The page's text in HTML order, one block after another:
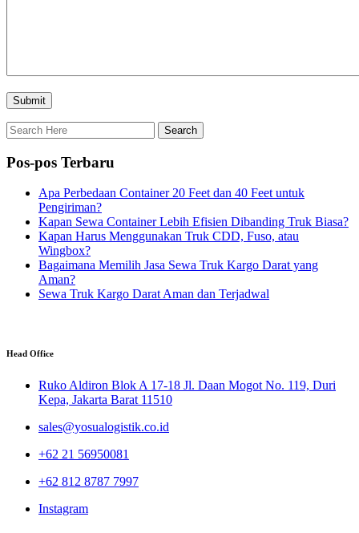
Pos-pos Terbaru
Apa Perbedaan Container 20 Feet dan 40 Feet untuk
Pengiriman?
Kapan Sewa Container Lebih Efisien Dibanding Truk Biasa?
Kapan Harus Menggunakan Truk CDD, Fuso, atau
Wingbox?
Bagaimana Memilih Jasa Sewa Truk Kargo Darat yang
Aman?
Sewa Truk Kargo Darat Aman dan Terjadwal
Head Office
Ruko Aldiron Blok A 17-18 Jl. Daan Mogot No. 119, Duri
Kepa, Jakarta Barat 11510
sales@yosualogistik.co.id
+62 21 56950081
+62 812 8787 7997
Instagram